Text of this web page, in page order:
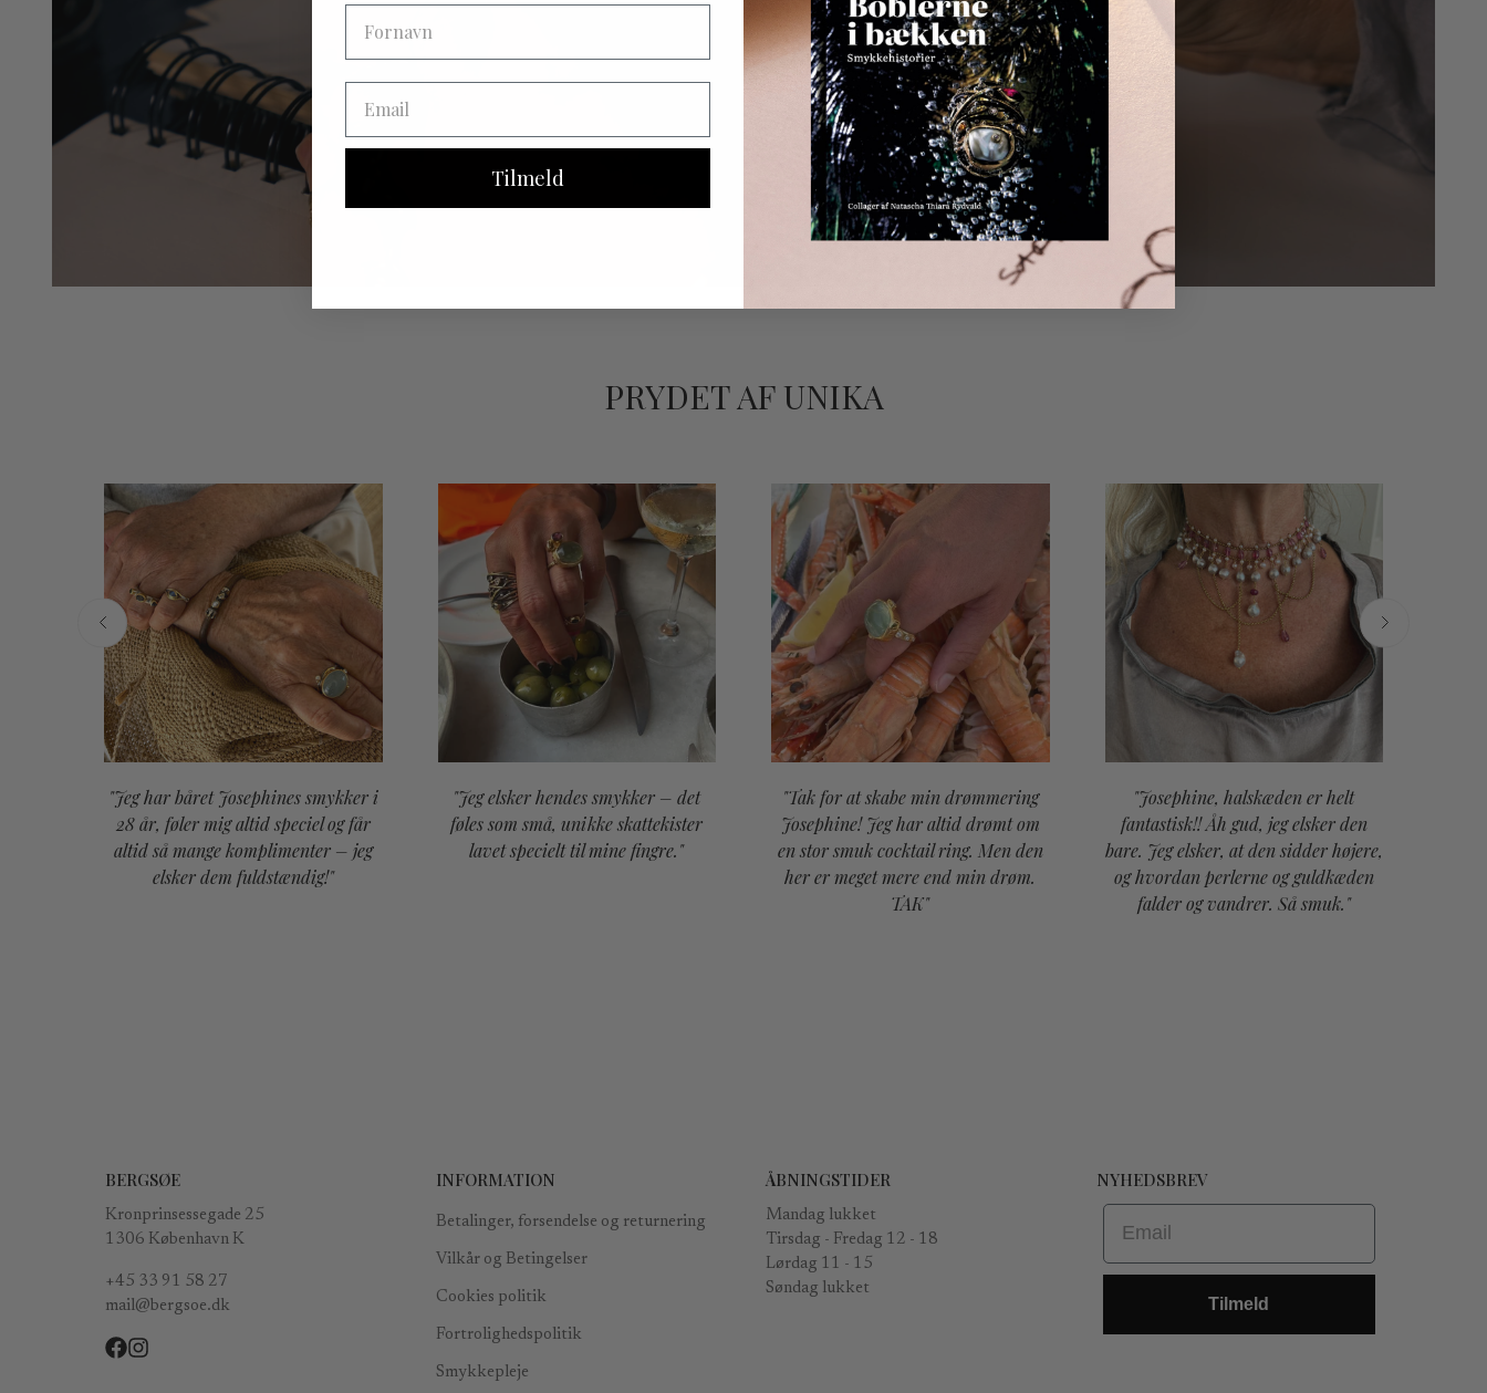
PRYDET AF UNIKA
"Jeg har båret Josephines smykker i
28 år, føler mig altid speciel og får
altid så mange komplimenter – jeg
elsker dem fuldstændig!"
"Jeg elsker hendes smykker – det
føles som små, unikke skattekister
lavet specielt til mine fingre."
"Tak for at skabe min drømmering
Josephine! Jeg har altid drømt om
en stor smuk cocktail ring. Men den
her er meget mere end min drøm.
TAK"
"Josephine, halskæden er helt
fantastisk!! Åh gud, jeg elsker den
bare. Jeg elsker, at den sidder højere,
og hvordan perlerne og guldkæden
falder og vandrer. Så smuk."
BERGSØE
Kronprinsessegade 25
1306 København K
+45 33 91 58 27
mail@bergsoe.dk
INFORMATION
Betalinger, forsendelse og returnering
Vilkår og Betingelser
Cookies politik
Fortrolighedspolitik
Smykkepleje
ÅBNINGSTIDER
Mandag lukket
Tirsdag - Fredag ​​12 - 18
Lørdag 11 - 15
Søndag lukket
NYHEDSBREV
Email
Tilmeld
Tilmeld